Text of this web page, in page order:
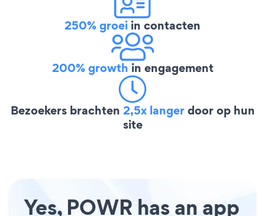
250% groei in contacten
200% growth in engagement
Bezoekers brachten 2,5x langerdoor op hun
site
Yes, POWR has an app